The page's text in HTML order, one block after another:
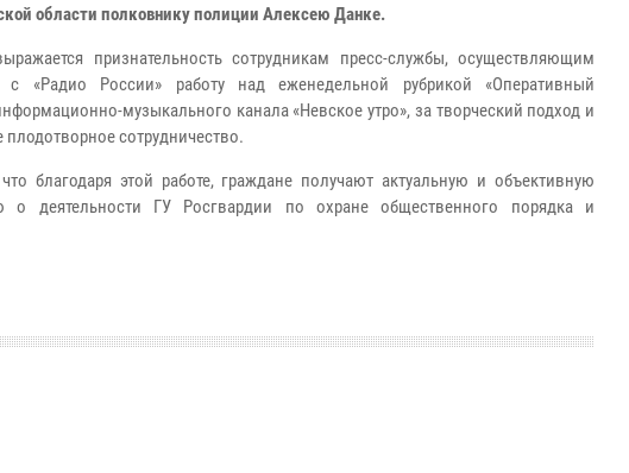
области полковнику полиции Алексею Данке.
признательность сотрудникам пресс-службы, осуществляющим
с «Радио России» работу над еженедельной рубрикой «Оперативный
музыкального канала «Невское утро», за творческий подход и
плодотворное сотрудничество.
что благодаря этой работе, граждане получают актуальную и объективную
о деятельности ГУ Росгвардии по охране общественного порядка и